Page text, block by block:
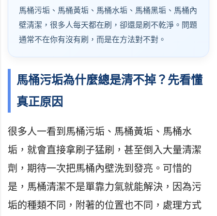
馬桶污垢、馬桶黃垢、馬桶水垢、馬桶黑垢、馬桶內
壁清潔，很多人每天都在刷，卻還是刷不乾淨。問題
通常不在你有沒有刷，而是在方法對不對。
馬桶污垢為什麼總是清不掉？先看懂
真正原因
很多人一看到馬桶污垢、馬桶黃垢、馬桶水
垢，就會直接拿刷子猛刷，甚至倒入大量清潔
劑，期待一次把馬桶內壁洗到發亮。可惜的
是，馬桶清潔不是單靠力氣就能解決，因為污
垢的種類不同，附著的位置也不同，處理方式